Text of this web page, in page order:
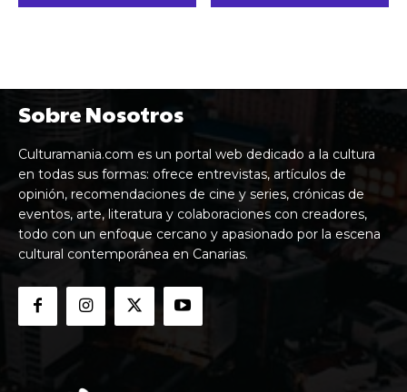
Sobre Nosotros
Culturamania.com es un portal web dedicado a la cultura
en todas sus formas: ofrece entrevistas, artículos de
opinión, recomendaciones de cine y series, crónicas de
eventos, arte, literatura y colaboraciones con creadores,
todo con un enfoque cercano y apasionado por la escena
cultural contemporánea en Canarias.